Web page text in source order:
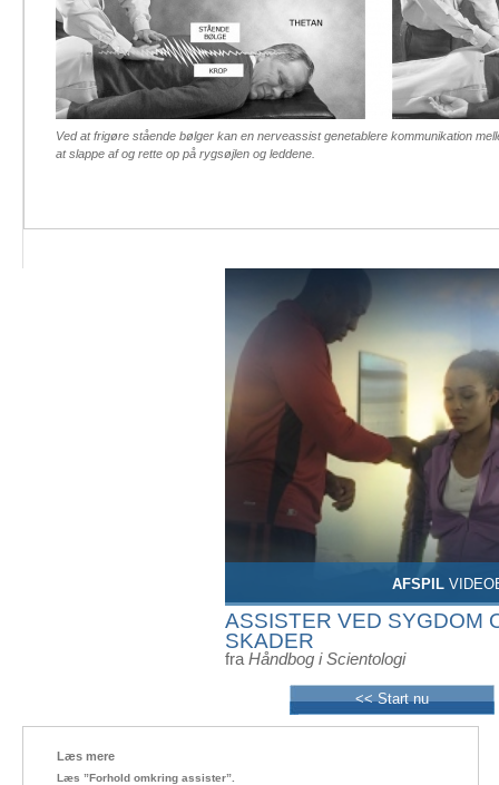
AFSPIL
ASSISTER VED SYGDOM
SKADER
fra Håndbog i Scientologi
<< Start nu
Ved at frigøre stående bølger kan en nerveassist genetablere kommunikation
at slappe af og rette op på rygsøjlen og leddene.
Læs mere
Læs ”Forhold omkring assister”.